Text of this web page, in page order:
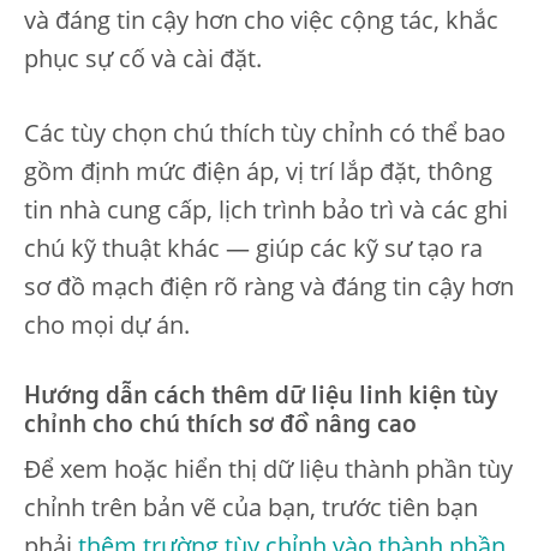
và đáng tin cậy hơn cho việc cộng tác, khắc
phục sự cố và cài đặt.
Các tùy chọn chú thích tùy chỉnh có thể bao
gồm định mức điện áp, vị trí lắp đặt, thông
tin nhà cung cấp, lịch trình bảo trì và các ghi
chú kỹ thuật khác — giúp các kỹ sư tạo ra
sơ đồ mạch điện rõ ràng và đáng tin cậy hơn
cho mọi dự án.
Hướng dẫn cách thêm dữ liệu linh kiện tùy
chỉnh cho chú thích sơ đồ nâng cao
Để xem hoặc hiển thị dữ liệu thành phần tùy
chỉnh trên bản vẽ của bạn, trước tiên bạn